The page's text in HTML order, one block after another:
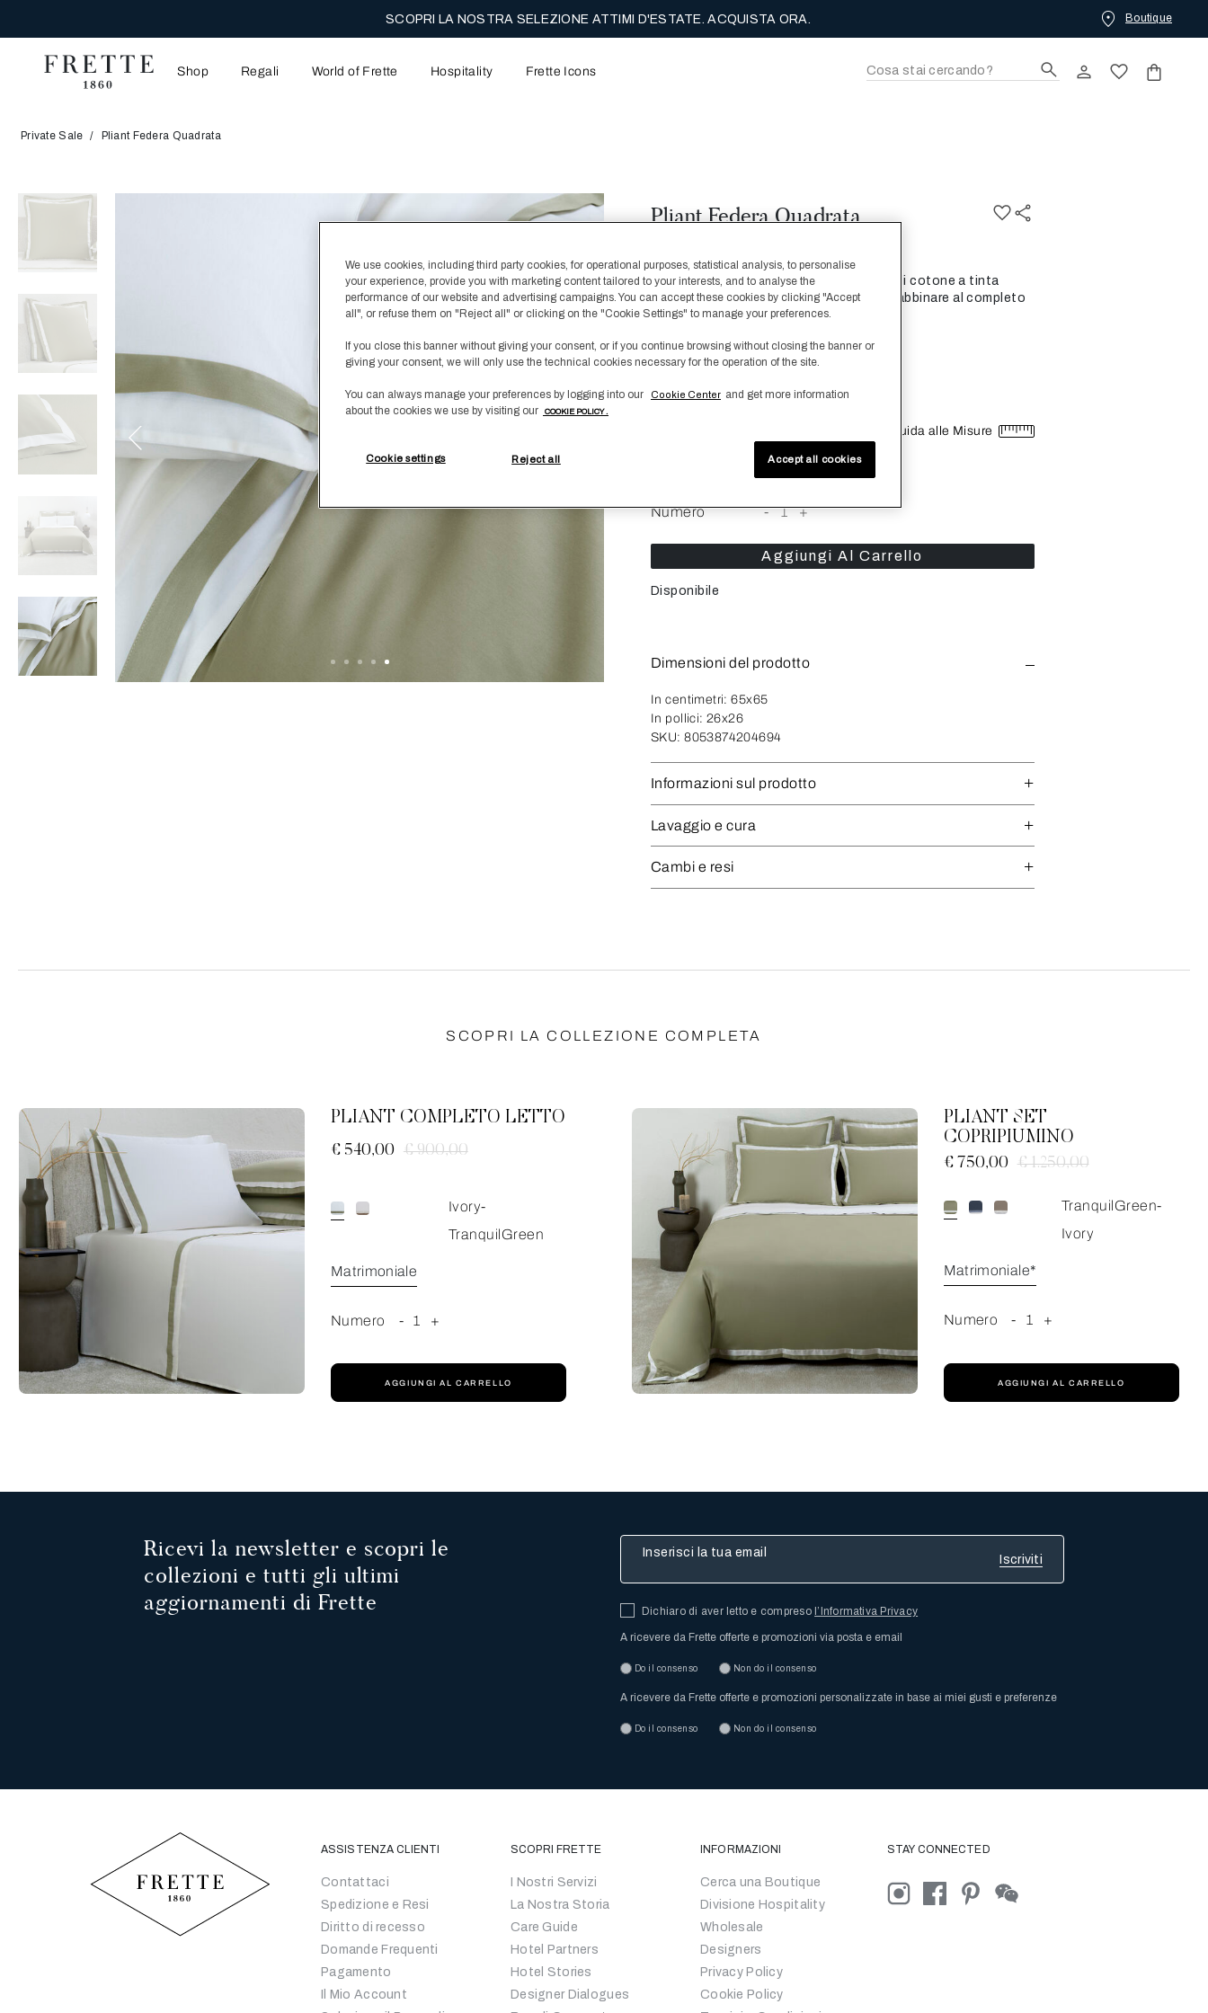
SCOPRI LA NOSTRA SELEZIONE ATTIMI D'ESTATE. ACQUISTA ORA. Boutique
Shop Regali World of Frette Hospitality Frette Icons
Private Sale Pliant Federa Quadrata
Pliant Federa Quadrata
La federa quadrata Pliant è in puro raso di cotone a tinta
unita, un tessuto morbido e setoso. Da abbinare al completo
letto Pliant per completare il look.
Colore Ivory/Tranquil Green
Guida alle Misure
Numero - 1 +
Aggiungi Al Carrello
Disponibile
Dimensioni del prodotto
In centimetri:65x65
In pollici:26x26
SKU: 8053874204694
Informazioni sul prodotto
Lavaggio e cura
Cambi e resi
SCOPRI LA COLLEZIONE COMPLETA
PLIANT COMPLETO LETTO
€ 900,00
€ 540,00
Ivory-
TranquilGreen
Matrimoniale
Numero - 1 +
AGGIUNGI AL CARRELLO
PLIANT SET
COPRIPIUMINO
€ 1.250,00
€ 750,00
TranquilGreen-
Ivory
Matrimoniale*
Numero - 1 +
AGGIUNGI AL CARRELLO
Ricevi la newsletter e scopri le
collezioni e tutti gli ultimi
aggiornamenti di Frette
Inserisci la tua email
Dichiaro di aver letto e compreso l’Informativa Privacy
A ricevere da Frette offerte e promozioni via posta e email
Do il consenso Non do il consenso
A ricevere da Frette offerte e promozioni personalizzate in base ai miei gusti e preferenze
Do il consenso Non do il consenso
ASSISTENZA CLIENTI
Contattaci
Spedizione e Resi
Diritto di recesso
Domande Frequenti
Pagamento
Il Mio Account
SCOPRI FRETTE
I Nostri Servizi
La Nostra Storia
Care Guide
Hotel Partners
Hotel Stories
Designer Dialogues
INFORMAZIONI
Cerca una Boutique
Divisione Hospitality
Wholesale
Designers
Privacy Policy
Cookie Policy
STAY CONNECTED
We use cookies, including third party cookies, for operational purposes, statistical analysis, to personalise
your experience, provide you with marketing content tailored to your interests, and to analyse the
performance of our website and advertising campaigns. You can accept these cookies by clicking "Accept
all", or refuse them on "Reject all" or clicking on the "Cookie Settings" to manage your preferences.
If you close this banner without giving your consent, or if you continue browsing without closing the banner or
giving your consent, we will only use the technical cookies necessary for the operation of the site.
You can always manage your preferences by logging into our Cookie Center and get more information
about the cookies we use by visiting our
COOKIE POLICY .
Cookie settings Reject all Accept all cookies